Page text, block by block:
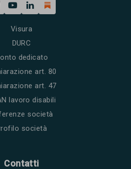
Visura
DURC
dedicato
art. 80
art. 47
lavoro disabili
società
società
Contatti